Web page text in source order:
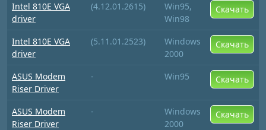
Intel 810E VGA
driver
(4.12.01.2615)
Win95,
Win98
Скачать
Intel 810E VGA
driver
(5.11.01.2523)
Windows
2000
Скачать
ASUS Modem
Riser Driver
- Win95 Скачать
ASUS Modem
Riser Driver
-
Windows
2000
Скачать